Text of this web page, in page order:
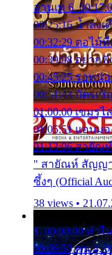
ลานเท 6.
00:25:16 น้ำลง
00:32:29 ตอไม้
00:39:08 อยาก
00:45:25 รอหน่
00:51:43 บัตรเ
01:00:00 เขมร
01:05:51 แอบม
01:13:06 สายัณ
" สายัณห์ สัญญา
ซึ้งๆ (Official
38 views •
1. 00:00:00 ทำ
00:06:50 คน 4.